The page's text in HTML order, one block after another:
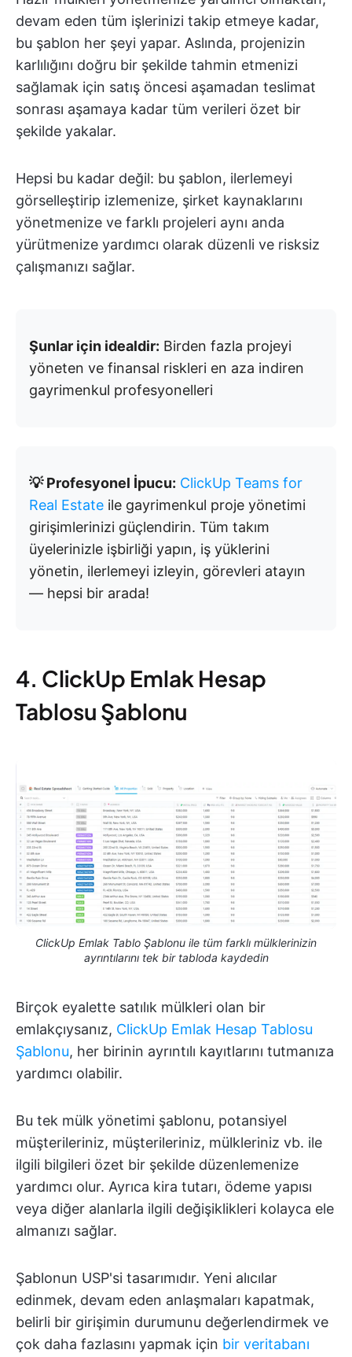
devam eden tüm işlerinizi takip etmeye kadar,
bu şablon her şeyi yapar. Aslında, projenizin
karlılığını doğru bir şekilde tahmin etmenizi
sağlamak için satış öncesi aşamadan teslimat
sonrası aşamaya kadar tüm verileri özet bir
şekilde yakalar.
Hepsi bu kadar değil: bu şablon, ilerlemeyi
görselleştirip izlemenize, şirket kaynaklarını
yönetmenize ve farklı projeleri aynı anda
yürütmenize yardımcı olarak düzenli ve risksiz
çalışmanızı sağlar.
Şunlar için idealdir: Birden fazla projeyi
yöneten ve finansal riskleri en aza indiren
gayrimenkul profesyonelleri
💡 Profesyonel İpucu: ClickUp Teams for
Real Estate ile gayrimenkul proje yönetimi
girişimlerinizi güçlendirin. Tüm takım
üyelerinizle işbirliği yapın, iş yüklerini
yönetin, ilerlemeyi izleyin, görevleri atayın
— hepsi bir arada!
4. ClickUp Emlak Hesap
Tablosu Şablonu
ClickUp Emlak Tablo Şablonu ile tüm farklı mülklerinizin
ayrıntılarını tek bir tabloda kaydedin
Birçok eyalette satılık mülkleri olan bir
emlakçıysanız, ClickUp Emlak Hesap Tablosu
Şablonu, her birinin ayrıntılı kayıtlarını tutmanıza
yardımcı olabilir.
Bu tek mülk yönetimi şablonu, potansiyel
müşterileriniz, müşterileriniz, mülkleriniz vb. ile
ilgili bilgileri özet bir şekilde düzenlemenize
yardımcı olur. Ayrıca kira tutarı, ödeme yapısı
veya diğer alanlarla ilgili değişiklikleri kolayca ele
almanızı sağlar.
Şablonun USP'si tasarımıdır. Yeni alıcılar
edinmek, devam eden anlaşmaları kapatmak,
belirli bir girişimin durumunu değerlendirmek ve
çok daha fazlasını yapmak için bir veritabanı